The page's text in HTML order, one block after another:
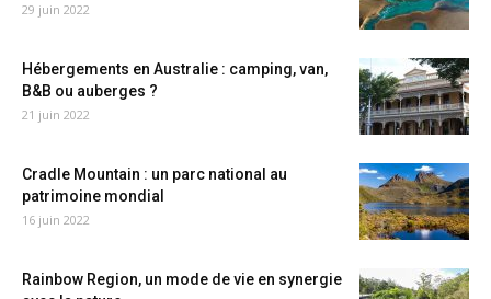
29 juin 2022
Hébergements en Australie : camping, van,
B&B ou auberges ?
21 juin 2022
Cradle Mountain : un parc national au
patrimoine mondial
16 juin 2022
Rainbow Region, un mode de vie en synergie